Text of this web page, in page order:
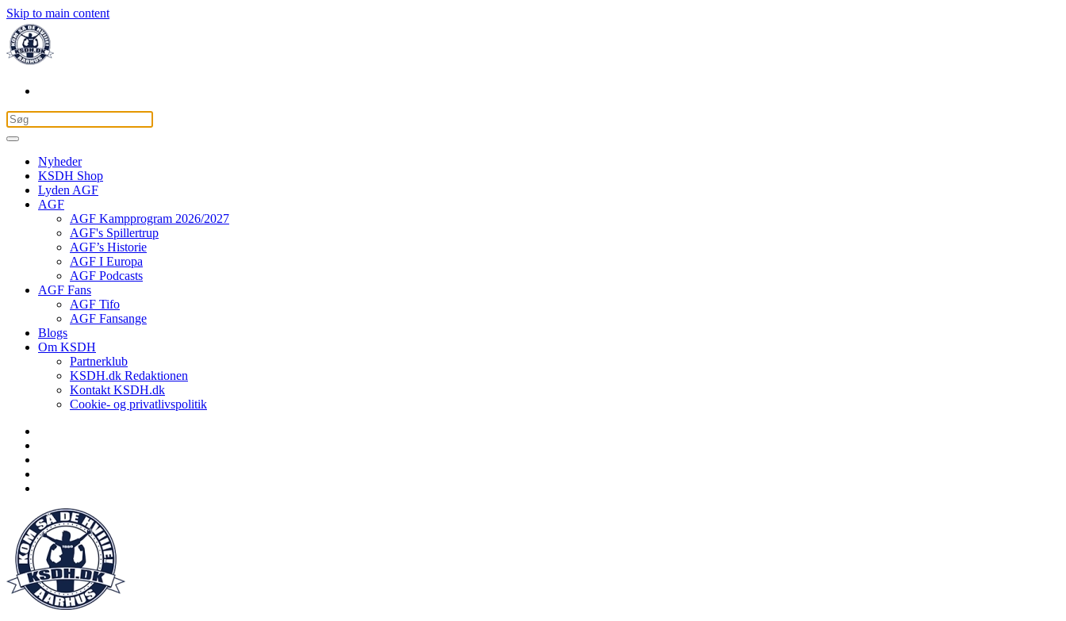
Skip to main content
Nyheder
KSDH Shop
Lyden AGF
AGF
AGF Kampprogram 2026/2027
AGF's Spillertrup
AGF’s Historie
AGF I Europa
AGF Podcasts
AGF Fans
AGF Tifo
AGF Fansange
Blogs
Om KSDH
Partnerklub
KSDH.dk Redaktionen
Kontakt KSDH.dk
Cookie- og privatlivspolitik